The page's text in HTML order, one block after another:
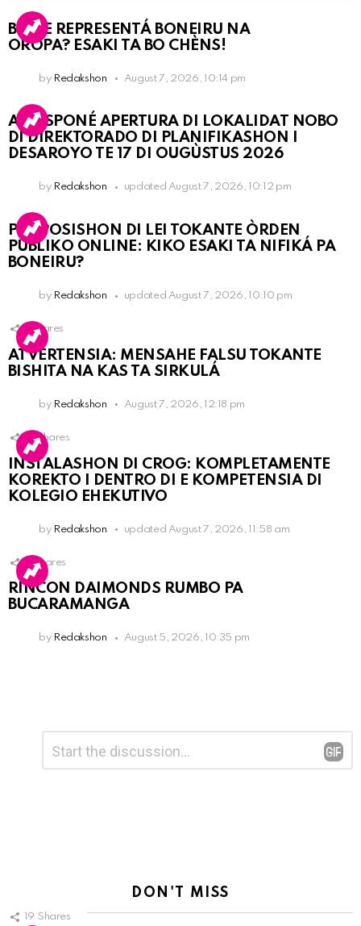
BO KE REPRESENTÁ BONEIRU NA
OROPA? ESAKI TA BO CHÈNS!
by Redakshon August 7, 2026, 10:14 pm
A POSPONÉ APERTURA DI LOKALIDAT NOBO
DI DIREKTORADO DI PLANIFIKASHON I
DESAROYO TE 17 DI OUGÙSTUS 2026
by Redakshon updated August 7, 2026, 10:12 pm
PROPOSISHON DI LEI TOKANTE ÒRDEN
PÚBLIKO ONLINE: KIKO ESAKI TA NIFIKÁ PA
BONEIRU?
by Redakshon updated August 7, 2026, 10:10 pm
Shares
ATVERTENSIA: MENSAHE FALSU TOKANTE
BISHITA NA KAS TA SIRKULÁ
by Redakshon August 7, 2026, 12:18 pm
13 Shares
INSTALASHON DI CROG: KOMPLETAMENTE
KOREKTO I DENTRO DI E KOMPETENSIA DI
KOLEGIO EHEKUTIVO
by Redakshon updated August 7, 2026, 11:58 am
Shares
RINCON DAIMONDS RUMBO PA
BUCARAMANGA
by Redakshon August 5, 2026, 10:35 pm
Reply
DON'T MISS
19 Shares